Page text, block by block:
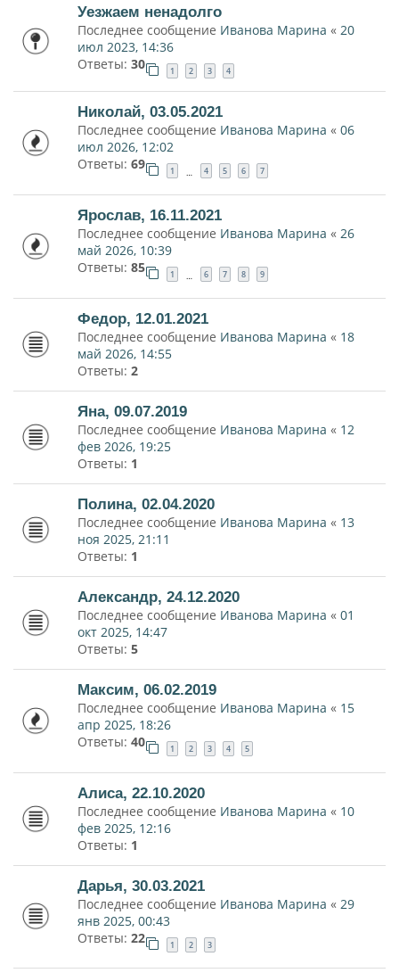
Уезжаем ненадолго
Последнее сообщение Иванова Марина « 20
июл 2023, 14:36
Ответы: 30 1 2 3 4
Николай, 03.05.2021
Последнее сообщение Иванова Марина « 06
июл 2026, 12:02
Ответы: 69 1 … 4 5 6 7
Ярослав, 16.11.2021
Последнее сообщение Иванова Марина « 26
май 2026, 10:39
Ответы: 85 1 … 6 7 8 9
Федор, 12.01.2021
Последнее сообщение Иванова Марина « 18
май 2026, 14:55
Ответы: 2
Яна, 09.07.2019
Последнее сообщение Иванова Марина « 12
фев 2026, 19:25
Ответы: 1
Полина, 02.04.2020
Последнее сообщение Иванова Марина « 13
ноя 2025, 21:11
Ответы: 1
Александр, 24.12.2020
Последнее сообщение Иванова Марина « 01
окт 2025, 14:47
Ответы: 5
Максим, 06.02.2019
Последнее сообщение Иванова Марина « 15
апр 2025, 18:26
Ответы: 40 1 2 3 4 5
Алиса, 22.10.2020
Последнее сообщение Иванова Марина « 10
фев 2025, 12:16
Ответы: 1
Дарья, 30.03.2021
Последнее сообщение Иванова Марина « 29
янв 2025, 00:43
Ответы: 22 1 2 3